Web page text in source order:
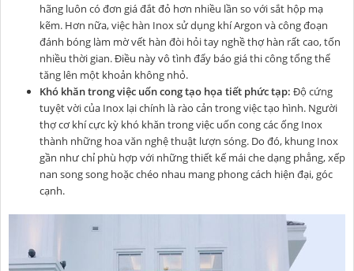
hãng luôn có đơn giá đắt đỏ hơn nhiều lần so với sắt hộp mạ
kẽm. Hơn nữa, việc hàn Inox sử dụng khí Argon và công đoạn
đánh bóng làm mờ vết hàn đòi hỏi tay nghề thợ hàn rất cao, tốn
nhiều thời gian. Điều này vô tình đẩy báo giá thi công tổng thể
tăng lên một khoản không nhỏ.
Khó khăn trong việc uốn cong tạo họa tiết phức tạp: Độ cứng
tuyệt vời của Inox lại chính là rào cản trong việc tạo hình. Người
thợ cơ khí cực kỳ khó khăn trong việc uốn cong các ống Inox
thành những hoa văn nghệ thuật lượn sóng. Do đó, khung Inox
gần như chỉ phù hợp với những thiết kế mái che dạng phẳng, xếp
nan song song hoặc chéo nhau mang phong cách hiện đại, góc
cạnh.